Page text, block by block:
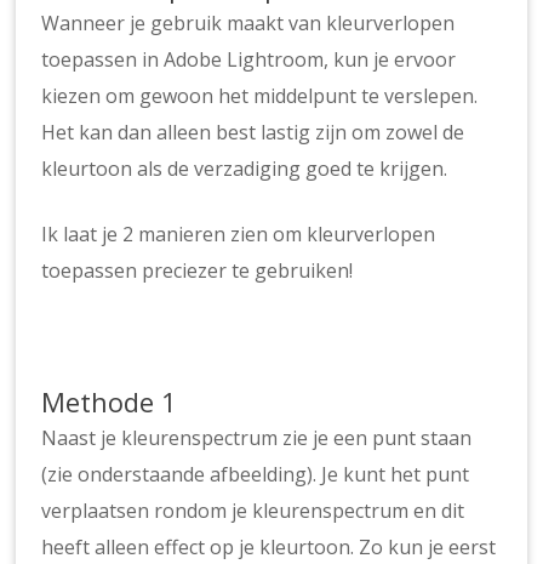
Wanneer je gebruik maakt van kleurverlopen
toepassen in Adobe Lightroom, kun je ervoor
kiezen om gewoon het middelpunt te verslepen.
Het kan dan alleen best lastig zijn om zowel de
kleurtoon als de verzadiging goed te krijgen.
Ik laat je 2 manieren zien om kleurverlopen
toepassen preciezer te gebruiken!
Methode 1
Naast je kleurenspectrum zie je een punt staan
(zie onderstaande afbeelding). Je kunt het punt
verplaatsen rondom je kleurenspectrum en dit
heeft alleen effect op je kleurtoon. Zo kun je eerst